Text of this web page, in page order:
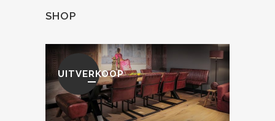
SHOP
UITVERKOOP